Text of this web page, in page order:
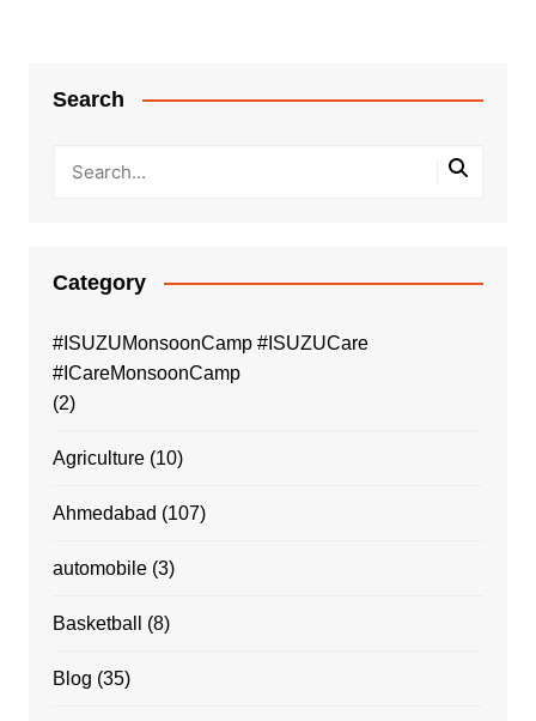
Search
Category
#ISUZUMonsoonCamp #ISUZUCare
#ICareMonsoonCamp
(2)
Agriculture(10)
Ahmedabad (107)
automobile(3)
Basketball (8)
Blog (35)